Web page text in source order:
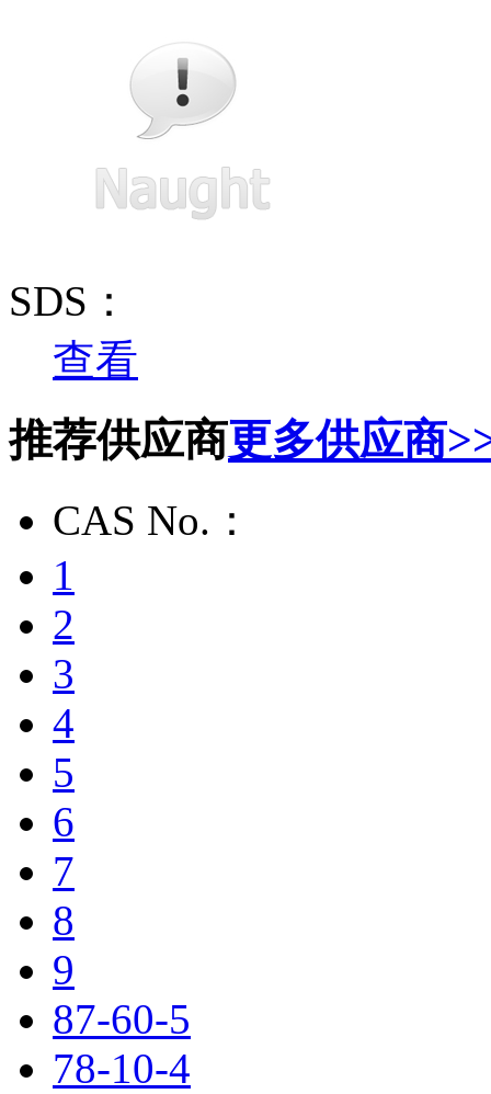
SDS：
查看
推荐供应商更多供应商
CAS No.：
1
2
3
4
5
6
7
8
9
87-60-5
78-10-4